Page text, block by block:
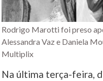
Rodrigo Marotti foi preso
Alessandra Vaz e Daniela
Multiplix
Na última terça-feira,